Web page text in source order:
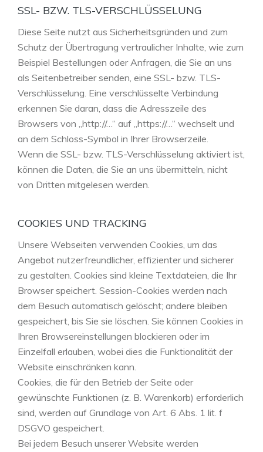
SSL- BZW. TLS-VERSCHLÜSSELUNG
Diese Seite nutzt aus Sicherheitsgründen und zum
Schutz der Übertragung vertraulicher Inhalte, wie zum
Beispiel Bestellungen oder Anfragen, die Sie an uns
als Seitenbetreiber senden, eine SSL- bzw. TLS-
Verschlüsselung. Eine verschlüsselte Verbindung
erkennen Sie daran, dass die Adresszeile des
Browsers von „http://…“ auf „https://…“ wechselt und
an dem Schloss-Symbol in Ihrer Browserzeile.
Wenn die SSL- bzw. TLS-Verschlüsselung aktiviert ist,
können die Daten, die Sie an uns übermitteln, nicht
von Dritten mitgelesen werden.
COOKIES UND TRACKING
Unsere Webseiten verwenden Cookies, um das
Angebot nutzerfreundlicher, effizienter und sicherer
zu gestalten. Cookies sind kleine Textdateien, die Ihr
Browser speichert. Session-Cookies werden nach
dem Besuch automatisch gelöscht; andere bleiben
gespeichert, bis Sie sie löschen. Sie können Cookies in
Ihren Browsereinstellungen blockieren oder im
Einzelfall erlauben, wobei dies die Funktionalität der
Website einschränken kann.
Cookies, die für den Betrieb der Seite oder
gewünschte Funktionen (z. B. Warenkorb) erforderlich
sind, werden auf Grundlage von Art. 6 Abs. 1 lit. f
DSGVO gespeichert.
Bei jedem Besuch unserer Website werden